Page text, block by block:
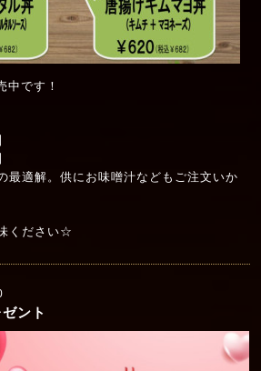
中です！
最適解。供にお味噌汁などもご注文いか
ください☆
ント